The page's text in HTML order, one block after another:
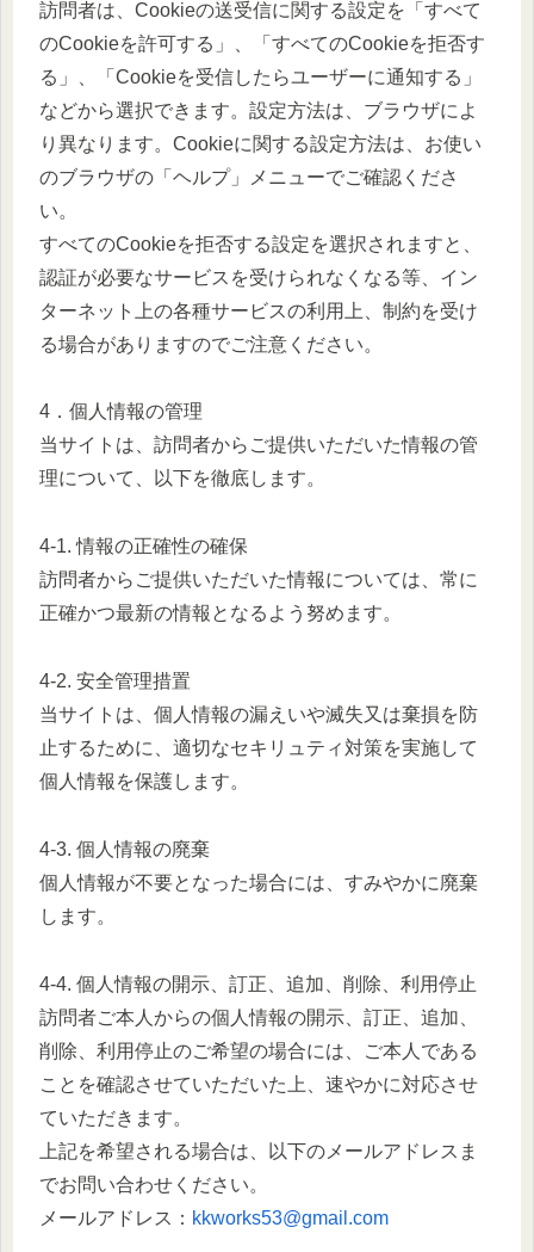
訪問者は、Cookieの送受信に関する設定を「すべて
のCookieを許可する」、「すべてのCookieを拒否す
る」、「Cookieを受信したらユーザーに通知する」
などから選択できます。設定方法は、ブラウザによ
り異なります。Cookieに関する設定方法は、お使い
のブラウザの「ヘルプ」メニューでご確認くださ
い。
すべてのCookieを拒否する設定を選択されますと、
認証が必要なサービスを受けられなくなる等、イン
ターネット上の各種サービスの利用上、制約を受け
る場合がありますのでご注意ください。
4．個人情報の管理
当サイトは、訪問者からご提供いただいた情報の管
理について、以下を徹底します。
4-1. 情報の正確性の確保
訪問者からご提供いただいた情報については、常に
正確かつ最新の情報となるよう努めます。
4-2. 安全管理措置
当サイトは、個人情報の漏えいや滅失又は棄損を防
止するために、適切なセキリュティ対策を実施して
個人情報を保護します。
4-3. 個人情報の廃棄
個人情報が不要となった場合には、すみやかに廃棄
します。
4-4. 個人情報の開示、訂正、追加、削除、利用停止
訪問者ご本人からの個人情報の開示、訂正、追加、
削除、利用停止のご希望の場合には、ご本人である
ことを確認させていただいた上、速やかに対応させ
ていただきます。
上記を希望される場合は、以下のメールアドレスま
でお問い合わせください。
メールアドレス： kkworks53@gmail.com